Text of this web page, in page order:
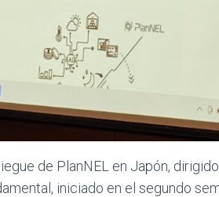
de PlanNEL en Japón,
iniciado en el segundo